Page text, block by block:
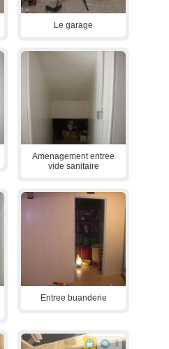
Le garage
Amenagement entree
vide sanitaire
Entree buanderie
1